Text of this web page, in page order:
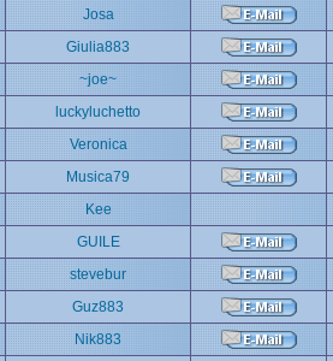
Josa
Giulia883
~joe~
luckyluchetto
Veronica
Musica79
Kee
GUILE
stevebur
Guz883
Nik883